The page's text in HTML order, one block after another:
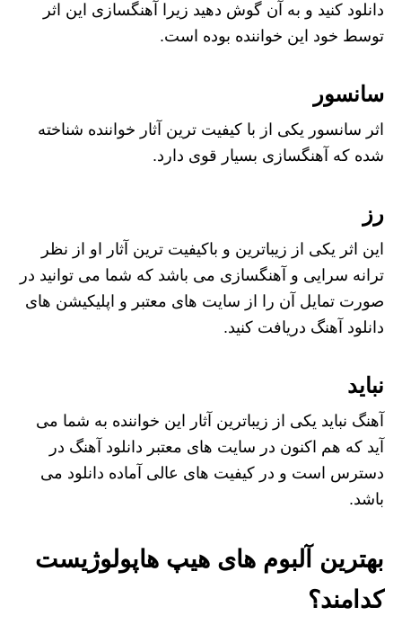
دانلود کنید و به آن گوش دهید زیرا آهنگسازی این اثر
توسط خود این خواننده بوده است.
سانسور
اثر سانسور یکی از با کیفیت ترین آثار خواننده شناخته
شده که آهنگسازی بسیار قوی دارد.
رز
این اثر یکی از زیباترین و باکیفیت ترین آثار او از نظر
ترانه سرایی و آهنگسازی می باشد که شما می توانید در
صورت تمایل آن را از سایت های معتبر و اپلیکیشن های
دانلود آهنگ دریافت کنید.
نباید
آهنگ نباید یکی از زیباترین آثار این خواننده به شما می
آید که هم اکنون در سایت های معتبر دانلود آهنگ در
دسترس است و در کیفیت های عالی آماده دانلود می
باشد.
بهترین آلبوم های هیپ هاپولوژیست
کدامند؟